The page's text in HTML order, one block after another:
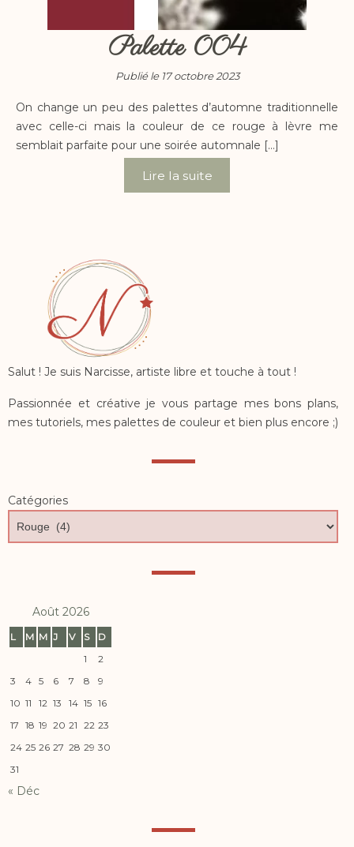
Palette 004
Publié le 17 octobre 2023
On change un peu des palettes d’automne traditionnelle
avec celle-ci mais la couleur de ce rouge à lèvre me
semblait parfaite pour une soirée automnale […]
Lire la suite
Salut ! Je suis Narcisse, artiste libre et touche à tout !
Passionnée et créative je vous partage mes bons plans,
mes tutoriels, mes palettes de couleur et bien plus encore ;)
Catégories
Août 2026
L M M J V S
D
1
2
3
4 5 6 7 8
9
10 11 12 13 14 15 16
17 18 19 20 21 22 23
24 25 26 27 28 29 30
31
« Déc